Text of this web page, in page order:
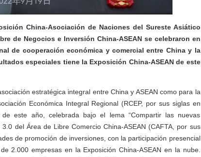
China-Asociación de Naciones del Sureste Asiático
de Negocios e Inversión China-ASEAN se celebraron en
de cooperación económica y comercial entre China y la
especiales tiene la Exposición China-ASEAN de este
estratégica integral entre China y ASEAN como para la
Económica Integral Regional (RCEP, por sus siglas en
de este año, celebrada bajo el lema “Compartir las nuevas
del Área de Libre Comercio China-ASEAN (CAFTA, por sus
de promoción de inversiones, con la participación presencial
2.000 empresas en la Exposición China-ASEAN en la nube.